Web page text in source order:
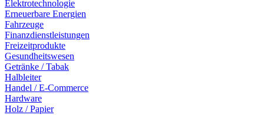
Elektrotechnologie
Erneuerbare Energien
Fahrzeuge
Finanzdienstleistungen
Freizeitprodukte
Gesundheitswesen
Getränke / Tabak
Halbleiter
Handel / E-Commerce
Hardware
Holz / Papier